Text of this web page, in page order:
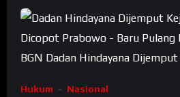
Hukum Nasional